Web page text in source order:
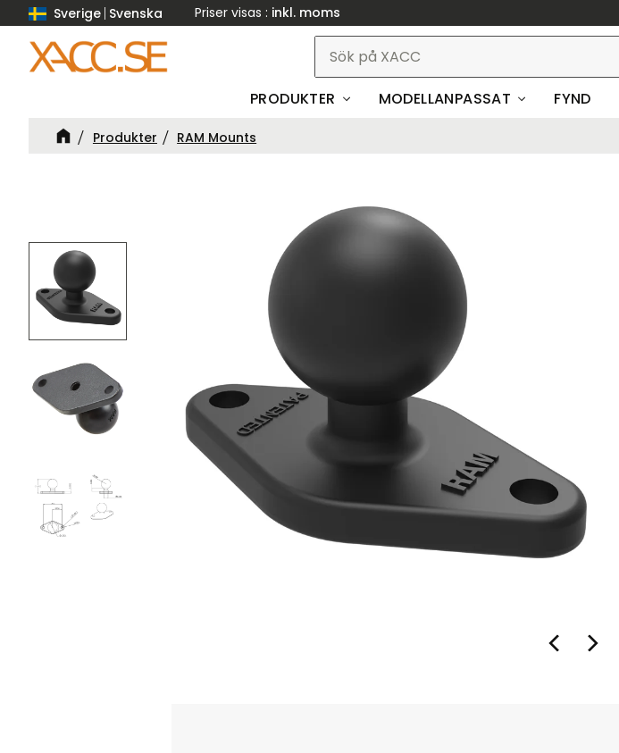
Sverige Svenska Priser visas inkl. moms
PRODUKTER MODELLANPASSAT FYND
Produkter RAM Mounts